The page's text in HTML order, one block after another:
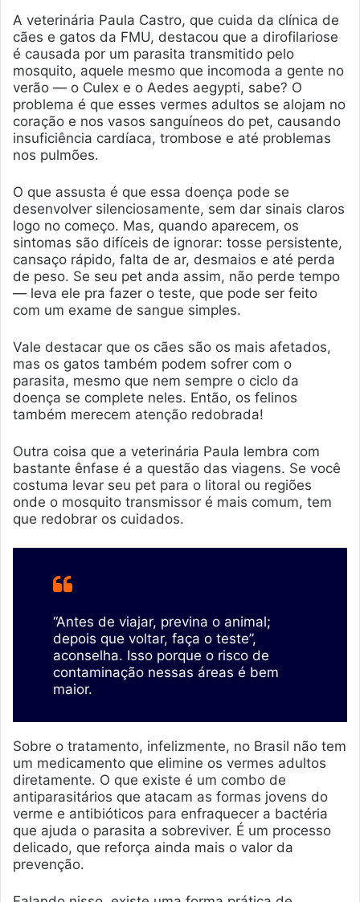
A veterinária Paula Castro, que cuida da clínica de
cães e gatos da FMU, destacou que a dirofilariose
é causada por um parasita transmitido pelo
mosquito, aquele mesmo que incomoda a gente no
verão — o Culex e o Aedes aegypti, sabe? O
problema é que esses vermes adultos se alojam no
coração e nos vasos sanguíneos do pet, causando
insuficiência cardíaca, trombose e até problemas
nos pulmões.
O que assusta é que essa doença pode se
desenvolver silenciosamente, sem dar sinais claros
logo no começo. Mas, quando aparecem, os
sintomas são difíceis de ignorar: tosse persistente,
cansaço rápido, falta de ar, desmaios e até perda
de peso. Se seu pet anda assim, não perde tempo
— leva ele pra fazer o teste, que pode ser feito
com um exame de sangue simples.
Vale destacar que os cães são os mais afetados,
mas os gatos também podem sofrer com o
parasita, mesmo que nem sempre o ciclo da
doença se complete neles. Então, os felinos
também merecem atenção redobrada!
Outra coisa que a veterinária Paula lembra com
bastante ênfase é a questão das viagens. Se você
costuma levar seu pet para o litoral ou regiões
onde o mosquito transmissor é mais comum, tem
que redobrar os cuidados.
“Antes de viajar, previna o animal;
depois que voltar, faça o teste”,
aconselha. Isso porque o risco de
contaminação nessas áreas é bem
maior.
Sobre o tratamento, infelizmente, no Brasil não tem
um medicamento que elimine os vermes adultos
diretamente. O que existe é um combo de
antiparasitários que atacam as formas jovens do
verme e antibióticos para enfraquecer a bactéria
que ajuda o parasita a sobreviver. É um processo
delicado, que reforça ainda mais o valor da
prevenção.